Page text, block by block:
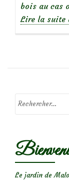
bois au cas
Lire la suite
Le jardin de